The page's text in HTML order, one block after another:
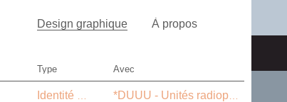
Design graphique À propos
Type Avec